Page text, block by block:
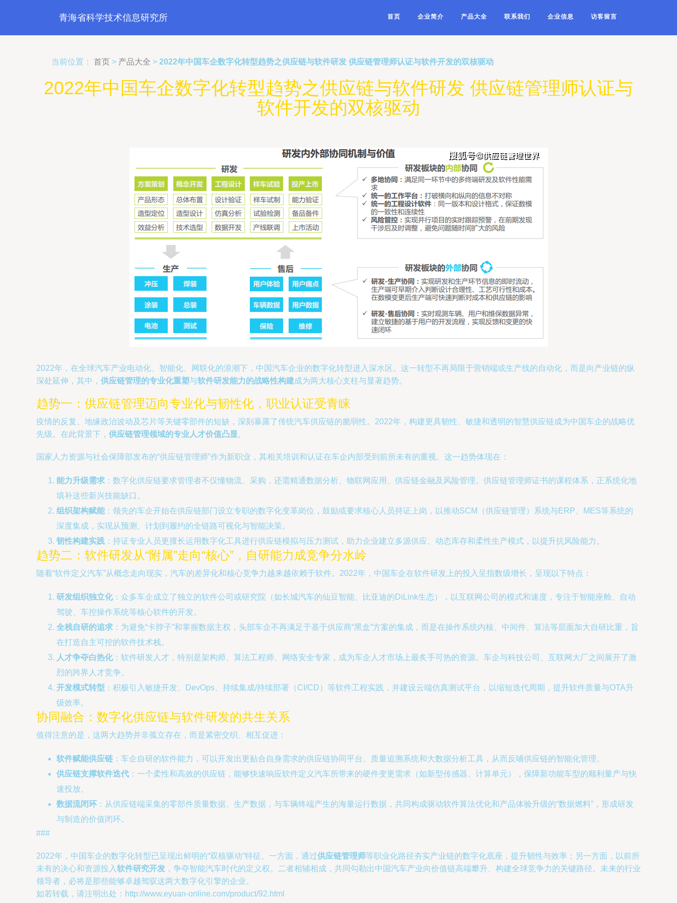
青海省科学技术信息研究所 首页 企业简介 产品大全 联系我们 企业信息 访客留言
当前位置： 首页 > 产品大全 > 2022年中国车企数字化转型趋势之供应链与软件研发 供应链管理师认证与软件开发的双核驱动
2022年中国车企数字化转型趋势之供应链与软件研发 供应链管理师认证与
软件开发的双核驱动
2022年，在全球汽车产业电动化、智能化、网联化的浪潮下，中国汽车企业的数字化转型进入深水区。这一转型不再局限于营销端或生产线的自动化，而是向产业链的纵
深处延伸，其中， 供应链管理的专业化重塑与软件研发能力的战略性构建成为两大核心支柱与显著趋势。
趋势一：供应链管理迈向专业化与韧性化，职业认证受青睐
疫情的反复、地缘政治波动及芯片等关键零部件的短缺，深刻暴露了传统汽车供应链的脆弱性。2022年，构建更具韧性、敏捷和透明的智慧供应链成为中国车企的战略优
先级。在此背景下， 供应链管理领域的专业人才价值凸显。
国家人力资源与社会保障部发布的“供应链管理师”作为新职业，其相关培训和认证在车企内部受到前所未有的重视。这一趋势体现在：
能力升级需求 ：数字化供应链要求管理者不仅懂物流、采购，还需精通数据分析、物联网应用、供应链金融及风险管理。供应链管理师证书的课程体系，正系统化地
填补这些新兴技能缺口。
组织架构赋能：领先的车企开始在供应链部门设立专职的数字化变革岗位，鼓励或要求核心人员持证上岗，以推动SCM（供应链管理）系统与ERP、MES等系统的
深度集成，实现从预测、计划到履约的全链路可视化与智能决策。
韧性构建实践 ：持证专业人员更擅长运用数字化工具进行供应链模拟与压力测试，助力企业建立多源供应、动态库存和柔性生产模式，以提升抗风险能力。
趋势二：软件研发从“附属”走向“核心”，自研能力成竞争分水岭
随着“软件定义汽车”从概念走向现实，汽车的差异化和核心竞争力越来越依赖于软件。2022年，中国车企在软件研发上的投入呈指数级增长，呈现以下特点：
研发组织独立化：众多车企成立了独立的软件公司或研究院（如长城汽车的仙豆智能、比亚迪的DiLink生态），以互联网公司的模式和速度，专注于智能座舱、自动
驾驶、车控操作系统等核心软件的开发。
全栈自研的追求 ：为避免“卡脖子”和掌握数据主权，头部车企不再满足于基于供应商“黑盒”方案的集成，而是在操作系统内核、中间件、算法等层面加大自研比重，旨
在打造自主可控的软件技术栈。
人才争夺白热化：软件研发人才，特别是架构师、算法工程师、网络安全专家，成为车企人才市场上最炙手可热的资源。车企与科技公司、互联网大厂之间展开了激
烈的跨界人才竞争。
开发模式转型 ：积极引入敏捷开发、DevOps、持续集成/持续部署（CI/CD）等软件工程实践，并建设云端仿真测试平台，以缩短迭代周期，提升软件质量与OTA升
级效率。
协同融合：数字化供应链与软件研发的共生关系
值得注意的是，这两大趋势并非孤立存在，而是紧密交织、相互促进：
软件赋能供应链 ：车企自研的软件能力，可以开发出更贴合自身需求的供应链协同平台、质量追溯系统和大数据分析工具，从而反哺供应链的智能化管理。
供应链支撑软件迭代 ：一个柔性和高效的供应链，能够快速响应软件定义汽车所带来的硬件变更需求（如新型传感器、计算单元），保障新功能车型的顺利量产与快
速投放。
数据流闭环 ：从供应链端采集的零部件质量数据、生产数据，与车辆终端产生的海量运行数据，共同构成驱动软件算法优化和产品体验升级的“数据燃料”，形成研发
与制造的价值闭环。
###
2022年，中国车企的数字化转型已呈现出鲜明的“双核驱动”特征。一方面，通过供应链管理师等职业化路径夯实产业链的数字化底座，提升韧性与效率；另一方面，以前所
未有的决心和资源投入软件研究开发 ，争夺智能汽车时代的定义权。二者相辅相成，共同勾勒出中国汽车产业向价值链高端攀升、构建全球竞争力的关键路径。未来的行业
领导者，必将是那些能够卓越驾驭这两大数字化引擎的企业。
如若转载，请注明出处：http://www.eyuan-online.com/product/92.html